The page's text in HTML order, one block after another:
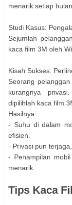
menarik setiap
Studi Kasus:
Sejumlah
kaca film 3M oleh
Kisah Sukses:
Seorang
kurangnya
dipilihlah kaca film
Hasilnya:
- Suhu di dalam
efisien.
- Privasi pun
- Penampilan
menarik.
Tips Kaca